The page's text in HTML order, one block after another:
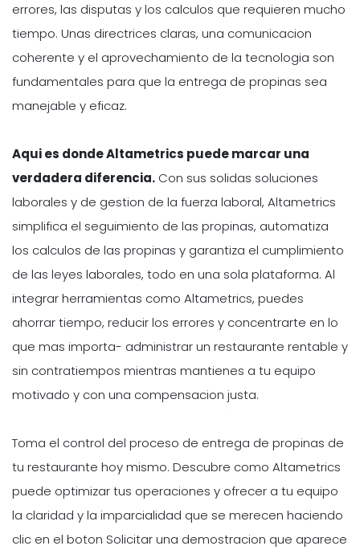
errores, las disputas y los calculos que requieren mucho
tiempo. Unas directrices claras, una comunicacion
coherente y el aprovechamiento de la tecnologia son
fundamentales para que la entrega de propinas sea
manejable y eficaz.
Aqui es donde Altametrics puede marcar una
verdadera diferencia. Con sus solidas soluciones
laborales y de gestion de la fuerza laboral, Altametrics
simplifica el seguimiento de las propinas, automatiza
los calculos de las propinas y garantiza el cumplimiento
de las leyes laborales, todo en una sola plataforma. Al
integrar herramientas como Altametrics, puedes
ahorrar tiempo, reducir los errores y concentrarte en lo
que mas importa- administrar un restaurante rentable y
sin contratiempos mientras mantienes a tu equipo
motivado y con una compensacion justa.
Toma el control del proceso de entrega de propinas de
tu restaurante hoy mismo. Descubre como Altametrics
puede optimizar tus operaciones y ofrecer a tu equipo
la claridad y la imparcialidad que se merecen haciendo
clic en el boton Solicitar una demostracion que aparece